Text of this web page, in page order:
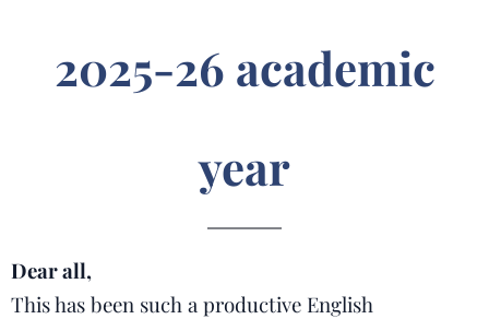
2025-26 academic
year
Dear all,
This has been such a productive English